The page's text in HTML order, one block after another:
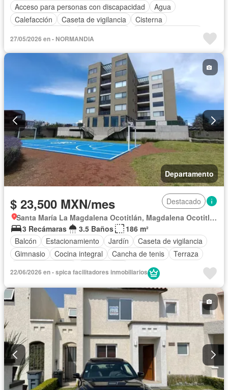
Acceso para personas con discapacidad
Agua
Calefacción
Caseta de vigilancia
Cisterna
Cuarto de servicio
Electricidad
Recámara con closet
Sala polivalente
Terraza Zonas verdes
Permite mascotas
Permite niños
27/05/2026 en - NORMANDIA
Departamento
$ 23,500 MXN/mes
Destacado
Santa María La Magdalena Ocotitlán, Magdalena Ocotitlán
3 Recámaras
3.5 Baños
186 m²
Balcón
Estacionamiento Jardín
Caseta de vigilancia
Gimnasio
Cocina integral Cancha de tenis
Terraza
22/06/2026 en - spica facilitadores inmobiliarios